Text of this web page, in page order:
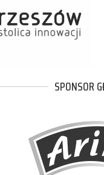
SPONSOR